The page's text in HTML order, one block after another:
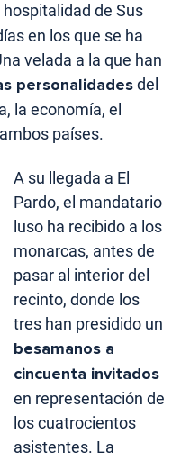
de Sus
en los que se ha
velada a la que han
personalidadesdel
la economía, el
países.
A su llegada a El
Pardo, el mandatario
luso ha recibido a los
monarcas, antes de
pasar al interior del
recinto, donde los
tres han presidido un
besamanos a
cincuenta invitados
en representación de
los cuatrocientos
asistentes. La